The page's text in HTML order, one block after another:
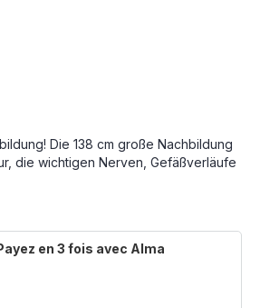
Die 138 cm große Nachbildung
die wichtigen Nerven, Gefäßverläufe
en 3 fois avec Alma